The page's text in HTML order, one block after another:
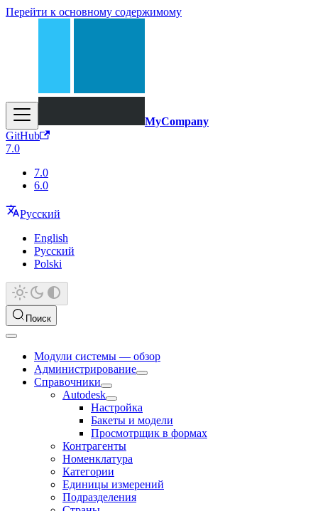
Перейти к основному содержимому
MyCompany
GitHub
7.0
7.0
6.0
Русский
English
Русский
Polski
Поиск
Модули системы — обзор
Администрирование
Справочники
Autodesk
Настройка
Бакеты и модели
Просмотрщик в формах
Контрагенты
Номенклатура
Категории
Единицы измерений
Подразделения